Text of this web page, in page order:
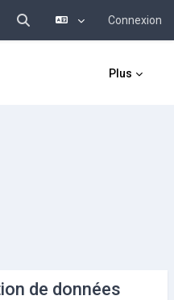
Activer/désactiver la
Connexion
Plus
de données